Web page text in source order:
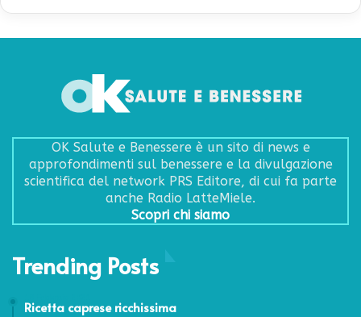
OK Salute e Benessere è un sito di news e
approfondimenti sul benessere e la divulgazione
scientifica del network PRS Editore, di cui fa parte
anche Radio LatteMiele.
Scopri chi siamo
Trending Posts
Ricetta caprese ricchissima